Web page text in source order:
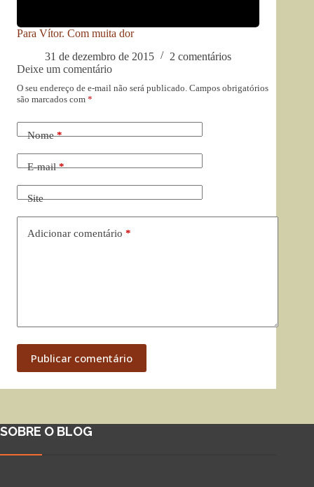
Para Vítor. Com muita dor
31 de dezembro de 2015
2 comentários
Deixe um comentário
O seu endereço de e-mail não será publicado. Campos obrigatórios
são marcados com *
Nome*
E-mail*
Site
Adicionar comentário *
Publicar comentário
SOBRE O BLOG